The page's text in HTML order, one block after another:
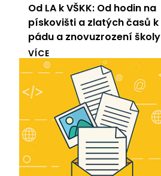
Od LA k VŠKK: Od hodin na
pískovišti a zlatých časů k
pádu a znovuzrození školy
VÍCE